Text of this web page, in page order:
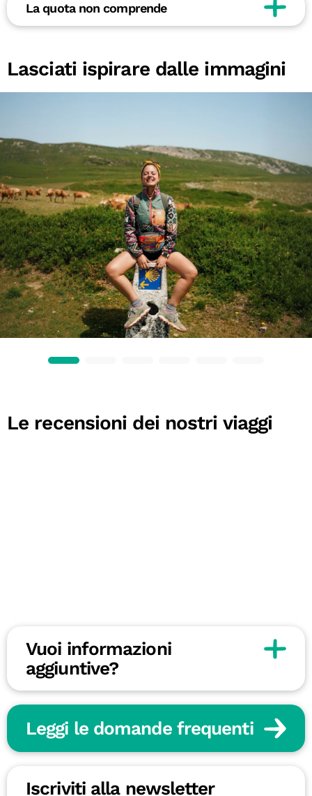
La quota non comprende
Lasciati ispirare dalle immagini
Le recensioni dei nostri viaggi
Vuoi informazioni
aggiuntive?
Leggi le domande frequenti
Iscriviti alla newsletter